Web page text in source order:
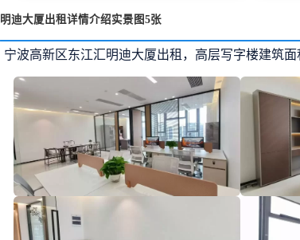
明迪大厦出租详情介绍实景图5张
宁波高新区东江汇明迪大厦出租，高层写字楼建筑